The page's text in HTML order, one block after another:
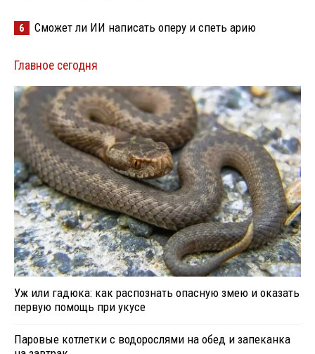
6 Сможет ли ИИ написать оперу и спеть арию
Главное сегодня
Уж или гадюка: как распознать опасную змею и оказать
первую помощь при укусе
Паровые котлетки с водорослями на обед и запеканка